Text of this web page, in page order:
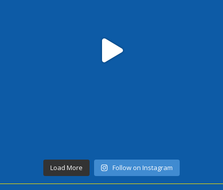
Load More Follow on Instagram